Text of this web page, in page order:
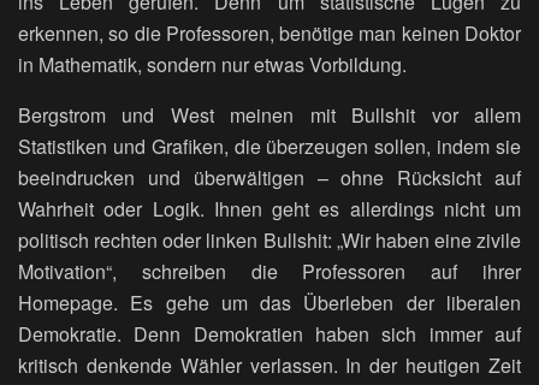
erkennen, so die Professoren, benötige man keinen Doktor
in Mathematik, sondern nur etwas Vorbildung.
Bergstrom und West meinen mit Bullshit vor allem
Statistiken und Grafiken, die überzeugen sollen, indem sie
beeindrucken und überwältigen – ohne Rücksicht auf
Wahrheit oder Logik. Ihnen geht es allerdings nicht um
politisch rechten oder linken Bullshit: „Wir haben eine zivile
Motivation“, schreiben die Professoren auf ihrer
Homepage. Es gehe um das Überleben der liberalen
Demokratie. Denn Demokratien haben sich immer auf
kritisch denkende Wähler verlassen. In der heutigen Zeit